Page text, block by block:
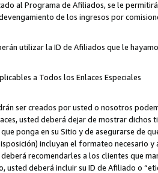
al Programa de Afiliados, se le
de los ingresos por
utilizar la ID de Afiliados que le
a Todos los Enlaces Especiales
ser creados por usted o nosotros
usted deberá dejar de mostrar dichos
ponga en su Sitio y de asegurarse de
incluyan el formateo necesario
recomendarles a los clientes que
usted deberá incluir su ID de Afiliado o